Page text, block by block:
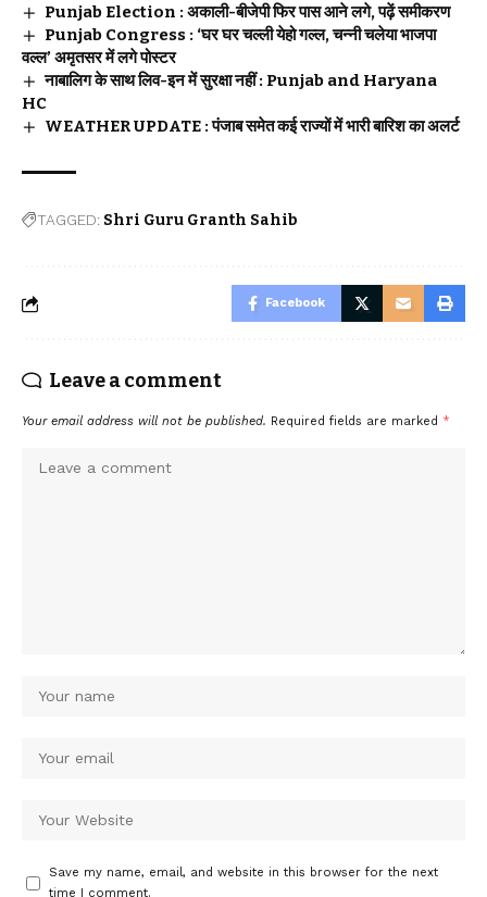
Punjab Election : अकाली-बीजेपी फिर पास आने लगे, पढ़ें समीकरण
Punjab Congress : ‘घर घर चल्ली येहो गल्ल, चन्नी चलेया भाजपा
वल्ल’ अमृतसर में लगे पोस्टर
नाबालिग के साथ लिव-इन में सुरक्षा नहीं : Punjab and Haryana
HC
WEATHER UPDATE : पंजाब समेत कई राज्यों में भारी बारिश का अलर्ट
TAGGED: Shri Guru Granth Sahib
Facebook
Leave a comment
Your email address will not be published. Required fields are marked *
Save my name, email, and website in this browser for the next
time I comment.